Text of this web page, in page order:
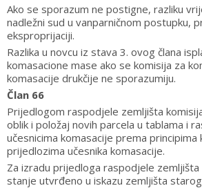
Ako se sporazum ne postigne, razliku
nadležni sud u vanparničnom postupku,
eksproprijaciji.
Razlika u novcu iz stava 3. ovog člana
komasacione mase ako se komisija za
komasacije drukčije ne sporazumiju.
Član 66
Prijedlogom raspodjele zemljišta
oblik i položaj novih parcela u tablama i
učesnicima komasacije prema principima
prijedlozima učesnika komasacije.
Za izradu prijedloga raspodjele
stanje utvrđeno u iskazu zemljišta